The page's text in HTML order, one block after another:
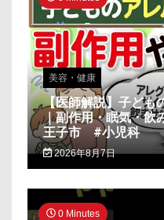
美容・健康
【医師解説】子ども
｜副作用・眠気・
王子市 #小児科
2026年8月7日
0 Minutes